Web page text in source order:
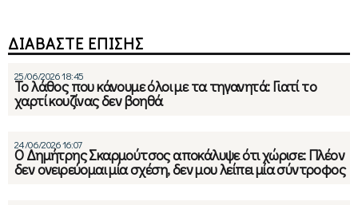
ΔΙΑΒΑΣΤΕ ΕΠΙΣΗΣ
25/06/2026 18:45
Το λάθος που κάνουμε όλοι με τα τηγανητά: Γιατί το
χαρτί κουζίνας δεν βοηθά
24/06/2026 16:07
Ο Δημήτρης Σκαρμούτσος αποκάλυψε ότι χώρισε: Πλέον
δεν ονειρεύομαι μία σχέση, δεν μου λείπει μία σύντροφος